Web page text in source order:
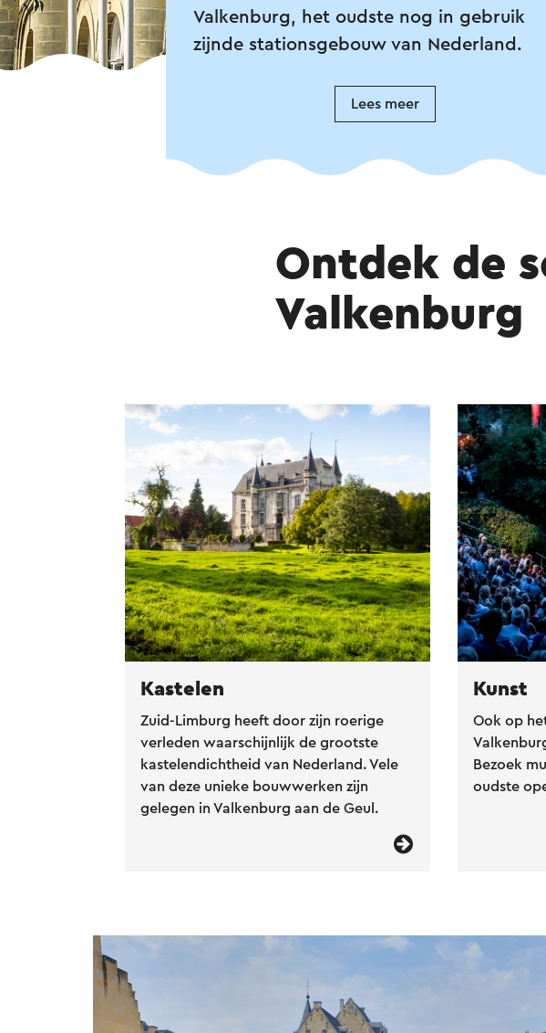
Valkenburg, het oudste nog in gebruik
zijnde stationsgebouw van Nederland.
Lees meer
Ontdek de
Valkenburg
Kastelen
Zuid-Limburg heeft door zijn roerige
verleden waarschijnlijk de grootste
kastelendichtheid van Nederland. Vele
van deze unieke bouwwerken zijn
gelegen in Valkenburg aan de Geul.
Kunst
Ook op
Bezoek
oudste